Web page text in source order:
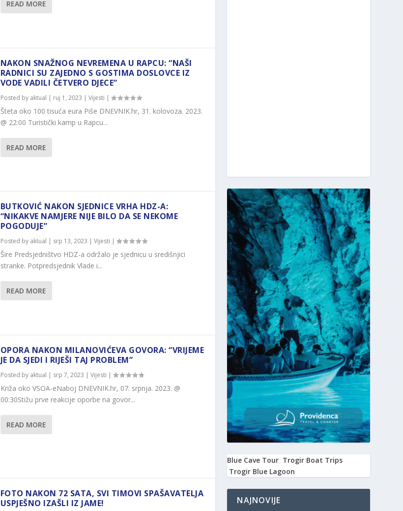
READ MORE
NAKON SNAŽNOG NEVREMENA U RAPCU: “NAŠI
RADNICI SU ZAJEDNO S GOSTIMA DOSLOVCE IZ
VODE VADILI ČETVERO DJECE”
Posted by aktual | ruj 1, 2023 | Vijesti |
Šteta oko 100 tisuća eura Piše DNEVNIK.hr, 31. kolovoza. 2023.
@ 22:00 Turistički kamp u Rapcu...
READ MORE
BUTKOVIĆ NAKON SJEDNICE VRHA HDZ-A:
“NIKAKVE NAMJERE NIJE BILO DA SE NEKOME
POGODUJE”
Posted by aktual | srp 13, 2023 | Vijesti |
Šire Predsjedništvo HDZ-a održalo je sjednicu u središnjici
stranke. Potpredsjednik Vlade i...
READ MORE
OPORA NAKON MILANOVIĆEVA GOVORA: “VRIJEME
JE DA SJEDI I RIJEŠI TAJ PROBLEM”
Posted by aktual | srp 7, 2023 | Vijesti |
Križa oko VSOA-eNaboj DNEVNIK.hr, 07. srpnja. 2023. @
00:30Stižu prve reakcije oporbe na govor...
READ MORE
FOTO NAKON 72 SATA, SVI TIMOVI SPAŠAVATELJA
USPJEŠNO IZAŠLI IZ JAME!
Blue Cave Tour Trogir Boat Trips
Trogir Blue Lagoon
NAJNOVIJE